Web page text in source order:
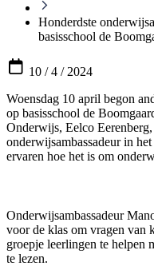
Honderdste
basisschool de
10 / 4 / 2024
Woensdag 10 april begon
op basisschool de
Onderwijs, Eelco
onderwijsambassadeur in
ervaren hoe het is om
Onderwijsambassadeur
voor de klas om vragen van
groepje leerlingen te helpen
te lezen.